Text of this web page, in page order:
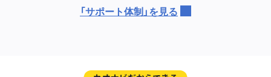
「サポート体制」を見る